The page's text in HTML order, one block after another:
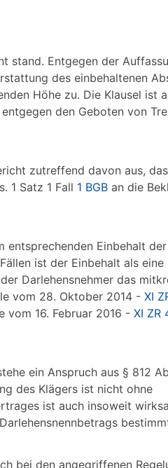
stand. Entgegen der
des einbehaltenen
Höhe zu. Die Klausel ist
entgegen den Geboten von
zutreffend davon aus,
1 Satz 1 Fall 1 BGB an die
Einbehalt
ist der Einbehalt als eine
Darlehensnehmer das
vom 28. Oktober 2014 - XI
vom 16. Februar 2016 - XI ZR
ein Anspruch aus § 812
des Klägers ist nicht ohne
ist auch insoweit
bei den angegriffenen